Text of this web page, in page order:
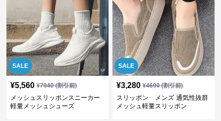
SALE
¥5,560 ¥7940(割引前)
メッシュスリッポンスニーカー
軽量メッシュシューズ
SALE
¥3,280 ¥4690(割引前)
スリッポン メンズ 通気性抜群
メッシュ軽量スリッポン